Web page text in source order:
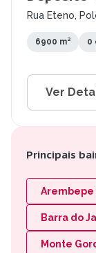
Rua Eteno,
6900 m² 0
Ver
Principais
Arembepe
Barra do
Monte